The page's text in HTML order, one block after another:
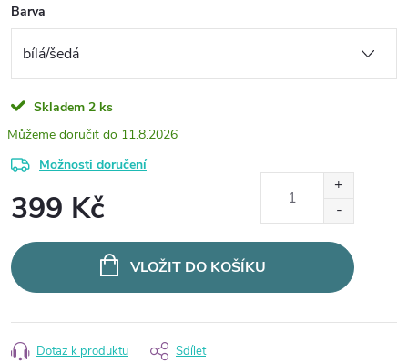
Barva
Skladem 2 ks
11.8.2026
Možnosti doručení
399 Kč
cena:
VLOŽIT DO KOŠÍKU
Dotaz k produktu Sdílet